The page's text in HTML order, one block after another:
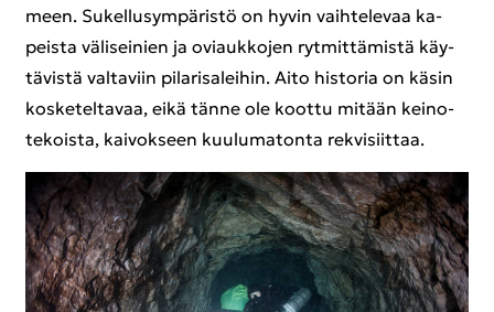
meen. Su­kel­lusym­pä­ris­tö on hyvin vaih­te­le­vaa ka­
peis­ta vä­li­sei­nien ja ovi­auk­ko­jen ryt­mit­tä­mis­tä käy­
tä­vis­tä val­ta­viin pi­la­ri­sa­lei­hin. Aito his­to­ria on käsin
kos­ke­tel­ta­vaa, eikä tänne ole koot­tu mi­tään kei­no­
te­kois­ta, kai­vok­seen kuu­lu­ma­ton­ta re­kvi­siit­taa.